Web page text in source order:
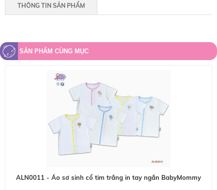
THÔNG TIN SẢN PHẨM
SẢN PHẨM CÙNG MỤC
ALN0011 - Áo sơ sinh cổ tim trắng in tay ngắn BabyMommy